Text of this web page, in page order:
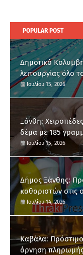
POPULAR POST
Δημοτικό
λειτουργίας όλο
Ιουλίου 15, 2026
Ξάνθη:
δέμα με 185
Ιουλίου 15, 2026
Δήμος Ξάνθης:
καθαριστών στις
Ιουλίου 14, 2026
Καβάλα:
άρνηση